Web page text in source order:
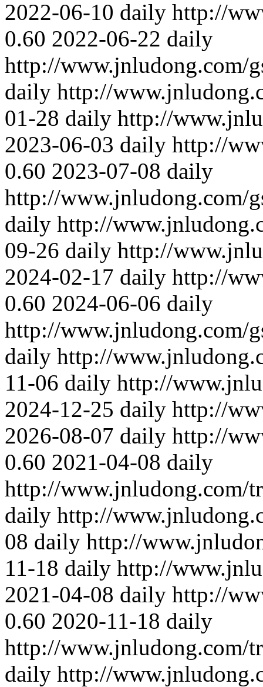
2022-06-10 daily http://
0.60 2022-06-22 daily
http://www.jnludong.com/
daily http://
01-28 daily http://
2023-06-03 daily http://
0.60 2023-07-08 daily
http://www.jnludong.com/
daily http://
09-26 daily http://
2024-02-17 daily http://
0.60 2024-06-06 daily
http://www.jnludong.com/
daily http://
11-06 daily http://
2024-12-25 daily http://
2026-08-07 daily http://
0.60 2021-04-08 daily
http://www.jnludong.com/
daily http://
08 daily http://
11-18 daily http://
2021-04-08 daily http://
0.60 2020-11-18 daily
http://www.jnludong.com/
daily http://